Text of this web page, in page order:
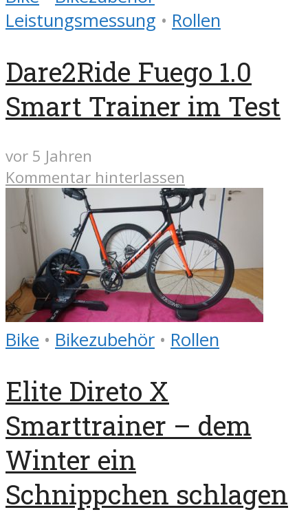
Leistungsmessung • Rollen
Dare2Ride Fuego 1.0
Smart Trainer im Test
vor 5 Jahren
Kommentar hinterlassen
Bike • Bikezubehör • Rollen
Elite Direto X
Smarttrainer – dem
Winter ein
Schnippchen schlagen